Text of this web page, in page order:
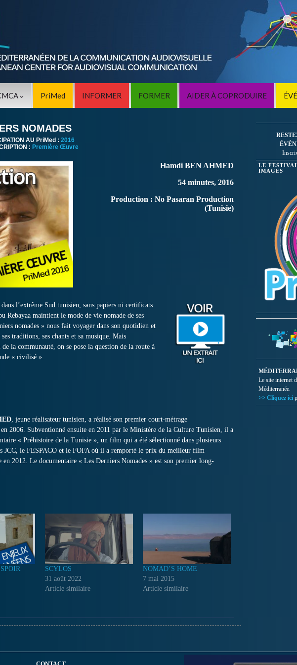
PriMed INFORMER FORMER AIDER À COPRODUIRE
NOMADES
AU PriMed : 2016
: Première Œuvre
Hamdi BEN AHMED
54 minutes, 2016
Production : No Pasaran Production
(Tunisie)
l’extrême Sud tunisien, sans papiers ni certificats
Rebayaa maintient le mode de vie nomade de ses
nomades » nous fait voyager dans son quotidien et
traditions, ses chants et sa musique. Mais
de la communauté, on se pose la question de la route à
« civilisé ».
, jeune réalisateur tunisien, a réalisé son premier court-métrage
2006. Subventionné ensuite en 2011 par le Ministère de la Culture Tunisien, il a
« Préhistoire de la Tunisie », un film qui a été sélectionné dans plusieurs
JCC, le FESPACO et le FOFA où il a remporté le prix du meilleur film
en 2012. Le documentaire « Les Derniers Nomades » est son premier long-
SCYLOS
31 août 2022
Article similaire
NOMAD’S HOME
7 mai 2015
Article similaire
LE
IMAGES
Le site internet
Méditerranée.
>> Cliquez ici